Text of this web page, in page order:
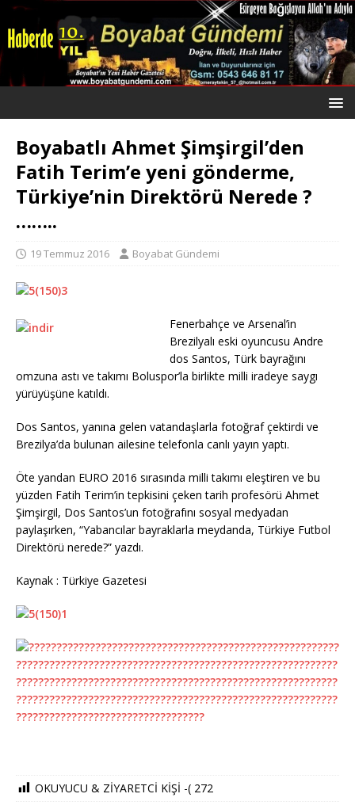
Boyabatlı Ahmet Şimşirgil’den
Fatih Terim’e yeni gönderme,
Türkiye’nin Direktörü Nerede ?
……..
19 Temmuz 2016 Boyabat Gündemi
Fenerbahçe ve Arsenal’in
Brezilyalı eski oyuncusu Andre
dos Santos, Türk bayrağını
omzuna astı ve takımı Boluspor’la birlikte milli iradeye saygı
yürüyüşüne katıldı.
Dos Santos, yanına gelen vatandaşlarla fotoğraf çektirdi ve
Brezilya’da bulunan ailesine telefonla canlı yayın yaptı.
Öte yandan EURO 2016 sırasında milli takımı eleştiren ve bu
yüzden Fatih Terim’in tepkisini çeken tarih profesörü Ahmet
Şimşirgil, Dos Santos’un fotoğrafını sosyal medyadan
paylaşırken, “Yabancılar bayraklarla meydanda, Türkiye Futbol
Direktörü nerede?” yazdı.
Kaynak : Türkiye Gazetesi
OKUYUCU & ZİYARETCİ KİŞİ -( 272